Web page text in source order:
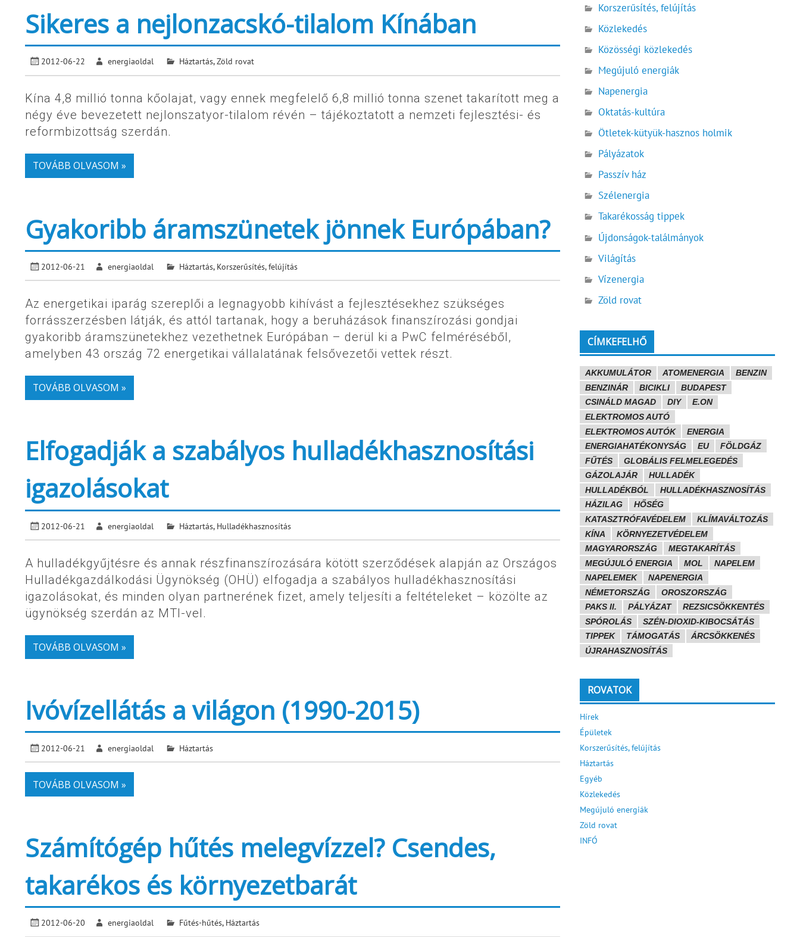
Sikeres a nejlonzacskó-tilalom Kínában
2012-06-22 energiaoldal Háztartás,Zöld rovat
Kína 4,8 millió tonna kőolajat, vagy ennek megfelelő 6,8 millió tonna szenet takarított meg a
négy éve bevezetett nejlonszatyor-tilalom révén – tájékoztatott a nemzeti fejlesztési- és
reformbizottság szerdán.
TOVÁBB OLVASOM »
Gyakoribb áramszünetek jönnek Európában?
2012-06-21 energiaoldal Háztartás, Korszerűsítés, felújítás
Az energetikai iparág szereplői a legnagyobb kihívást a fejlesztésekhez szükséges
forrásszerzésben látják, és attól tartanak, hogy a beruházások finanszírozási gondjai
gyakoribb áramszünetekhez vezethetnek Európában – derül ki a PwC felméréséből,
amelyben 43 ország 72 energetikai vállalatának felsővezetői vettek részt.
TOVÁBB OLVASOM »
Elfogadják a szabályos hulladékhasznosítási
igazolásokat
2012-06-21 energiaoldal Háztartás, Hulladékhasznosítás
A hulladékgyűjtésre és annak részfinanszírozására kötött szerződések alapján az Országos
Hulladékgazdálkodási Ügynökség (OHÜ) elfogadja a szabályos hulladékhasznosítási
igazolásokat, és minden olyan partnerének fizet, amely teljesíti a feltételeket – közölte az
ügynökség szerdán az MTI-vel.
TOVÁBB OLVASOM »
Ivóvízellátás a világon (1990-2015)
2012-06-21 energiaoldal Háztartás
TOVÁBB OLVASOM »
Számítógép hűtés melegvízzel? Csendes,
takarékos és környezetbarát
2012-06-20 energiaoldal Fűtés-hűtés, Háztartás
Korszerűsítés, felújítás
Közlekedés
Közösségi közlekedés
Megújuló energiák
Napenergia
Oktatás-kultúra
Ötletek-kütyük-hasznos holmik
Pályázatok
Passzív ház
Szélenergia
Takarékosság tippek
Újdonságok-találmányok
Világítás
Vízenergia
Zöld rovat
CÍMKEFELHŐ
AKKUMULÁTOR ATOMENERGIA
BENZIN
BENZINÁR
BICIKLI
BUDAPEST
CSINÁLD MAGAD
DIY
E.ON
ELEKTROMOS AUTÓ
ELEKTROMOS AUTÓK
ENERGIA
ENERGIAHATÉKONYSÁG
EU
FÖLDGÁZ
FŰTÉS
GLOBÁLIS FELMELEGEDÉS
GÁZOLAJÁR
HULLADÉK
HULLADÉKBÓL
HULLADÉKHASZNOSÍTÁS
HÁZILAG
HŐSÉG
KATASZTRÓFAVÉDELEM
KLÍMAVÁLTOZÁS
KÍNA
KÖRNYEZETVÉDELEM
MAGYARORSZÁG
MEGTAKARÍTÁS
MEGÚJULÓ ENERGIA
MOL
NAPELEM
NAPELEMEK
NAPENERGIA
NÉMETORSZÁG
OROSZORSZÁG
PAKS II.
PÁLYÁZAT
REZSICSÖKKENTÉS
SPÓROLÁS
SZÉN-DIOXID-KIBOCSÁTÁS
TIPPEK
TÁMOGATÁS
ÁRCSÖKKENÉS
ÚJRAHASZNOSÍTÁS
ROVATOK
Hírek
Épületek
Korszerűsítés, felújítás
Háztartás
Egyéb
Közlekedés
Megújuló energiák
Zöld rovat
INFÓ